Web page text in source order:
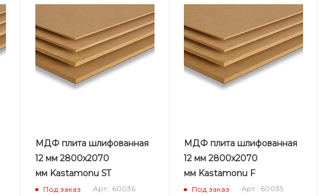
МДФ плита шлифованная
12 мм 2800х2070
мм Kastamonu ST
Под заказ Арт.: 60036
МДФ плита шлифованная
12 мм 2800х2070
мм Kastamonu F
Под заказ Арт.: 60035